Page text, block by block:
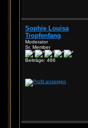
Sophie Louisa
Tropfenfang
Moderator
Sr. Member
Beiträge: 466